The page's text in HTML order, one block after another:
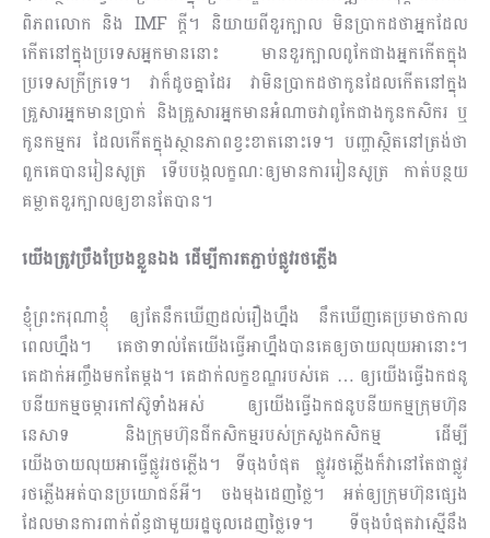
ពិភពលោក និង IMF ក្តី​។ និយាយពីខួរក្បាល មិនប្រាកដថាអ្នកដែល
កើតនៅក្នុងប្រទេសអ្នកមាននោះ មានខួរក្បាលពូកែជាងអ្នកកើតក្នុង
ប្រទេសក្រីក្រទេ។ វាក៏ដូចគ្នាដែរ វាមិនប្រាកដថាកូនដែលកើតនៅក្នុង
គ្រួសារអ្នកមានប្រាក់ និងគ្រួសារអ្នកមានអំណាចវាពូកែជាងកូនកសិករ ឬ
កូនកម្មករ ដែលកើតក្នុងស្ថានភាពខ្វះខាតនោះទេ។ បញ្ហាស្ថិតនៅត្រង់ថា
ពួកគេបានរៀនសូត្រ ទើបបង្កលក្ខណៈឲ្យមានការរៀនសូត្រ កាត់បន្ថយ
គម្លាតខួរក្បាលឲ្យខានតែបាន។
យើងត្រូវប្រឹងប្រែងខ្លួនឯង ដើម្បីការតភ្ជាប់ផ្លូវរថភ្លើង
ខ្ញុំព្រះករុណាខ្ញុំ ឲ្យតែនឹកឃើញដល់រឿងហ្នឹង នឹកឃើញគេប្រមាថកាល
ពេលហ្នឹង។ គេថាទាល់តែយើងធ្វើអាហ្នឹងបានគេឲ្យចាយលុយអានោះ។
គេដាក់អញ្ចឹងមកតែម្តង។ គេដាក់លក្ខខណ្ឌរបស់គេ … ឲ្យយើងធ្វើឯកជនូ​
បនីយកម្មចម្ការកៅស៊ូទាំងអស់ ឲ្យយើងធ្វើឯកជនូបនីយកម្មក្រុមហ៊ុន
នេសាទ និងក្រុមហ៊ុនជីកសិកម្មរបស់ក្រសួងកសិកម្ម ដើម្បី
យើងចាយលុយអាធ្វើផ្លូវរថភ្លើង។ ទីចុងបំផុត ផ្លូវរថភ្លើងក៏វានៅតែជាផ្លូវ
រថភ្លើងអត់បានប្រយោជន៍អី។ ចងមុងដេញថ្លៃ។ អត់ឲ្យក្រុមហ៊ុនផ្សេង
ដែលមានការពាក់ព័ន្ធជាមួយរដ្ឋចូលដេញថ្លៃទេ។ ទីចុងបំផុតវាស្មើនឹង